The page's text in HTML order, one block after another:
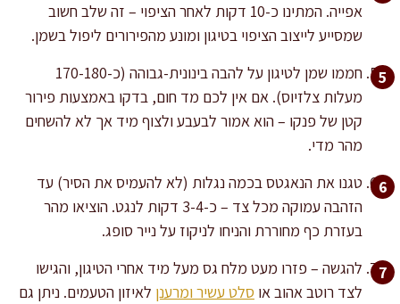
אפייה. המתינו כ-10 דקות לאחר הציפוי – זה שלב חשוב
שמסייע לייצוב הציפוי בטיגון ומונע מהפירורים ליפול בשמן.
חממו שמן לטיגון על להבה בינונית-גבוהה (כ-170-180
מעלות צלזיוס). אם אין לכם מד חום, בדקו באמצעות פירור
קטן של פנקו – הוא אמור לבעבע ולצוף מיד אך לא להשחים
מהר מדי.
טגנו את הנאגטס בכמה נגלות (לא להעמיס את הסיר) עד
הזהבה עמוקה מכל צד – כ-3-4 דקות לנגט. הוציאו מהר
בעזרת כף מחוררת והניחו לניקוז על נייר סופג.
להגשה – פזרו מעט מלח גס מעל מיד אחרי הטיגון, והגישו
לצד רוטב אהוב או סלט עשיר ומרענן לאיזון הטעמים. ניתן גם